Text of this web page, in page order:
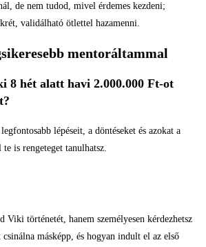
de nem tudod, mivel érdemes kezdeni;
validálható ötlettel hazamenni.
mentoráltammal
8 hét alatt havi 2.000.000 Ft-ot
lépéseit, a döntéseket és azokat a
is rengeteget tanulhatsz.
Viki történetét, hanem személyesen kérdezhetsz
másképp, és hogyan indult el az első